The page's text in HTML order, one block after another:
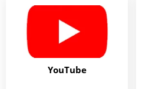
YouTube